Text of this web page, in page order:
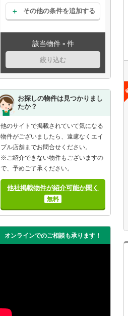
その他の条件を追加する
該当物件 - 件
絞り込む
お探しの物件は見つかりまし
たか？
他のサイトで掲載されていて気になる
物件がございましたら、遠慮なくエイ
ブル店舗までお問合せください。
※ご紹介できない物件もございますの
で、予めご了承ください。
他社掲載物件が紹介可能か聞く
無料
オンラインでのご相談も承ります！